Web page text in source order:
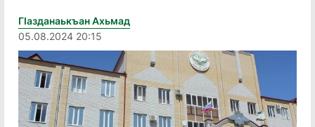
Гӏазданаькъан Ахьмад
05.08.2024 20:15